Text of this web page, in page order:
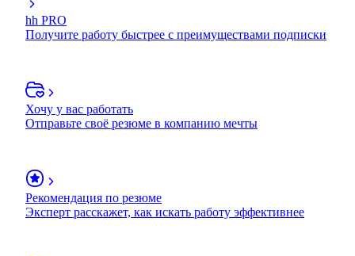
hh PRO
Получите работу быстрее с преимуществами подписки
Хочу у вас работать
Отправьте своё резюме в компанию мечты
Рекомендация по резюме
Эксперт расскажет, как искать работу эффективнее